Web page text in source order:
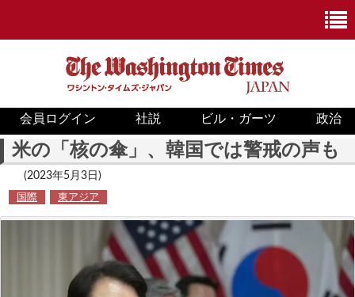
ニュース
政治
COVID-19
米国内
会員ログイン 社説 ビル・ガーツ 政治
米の「核の傘」、韓国では警戒の声も
(2023年5月3日)
国際 東アジア